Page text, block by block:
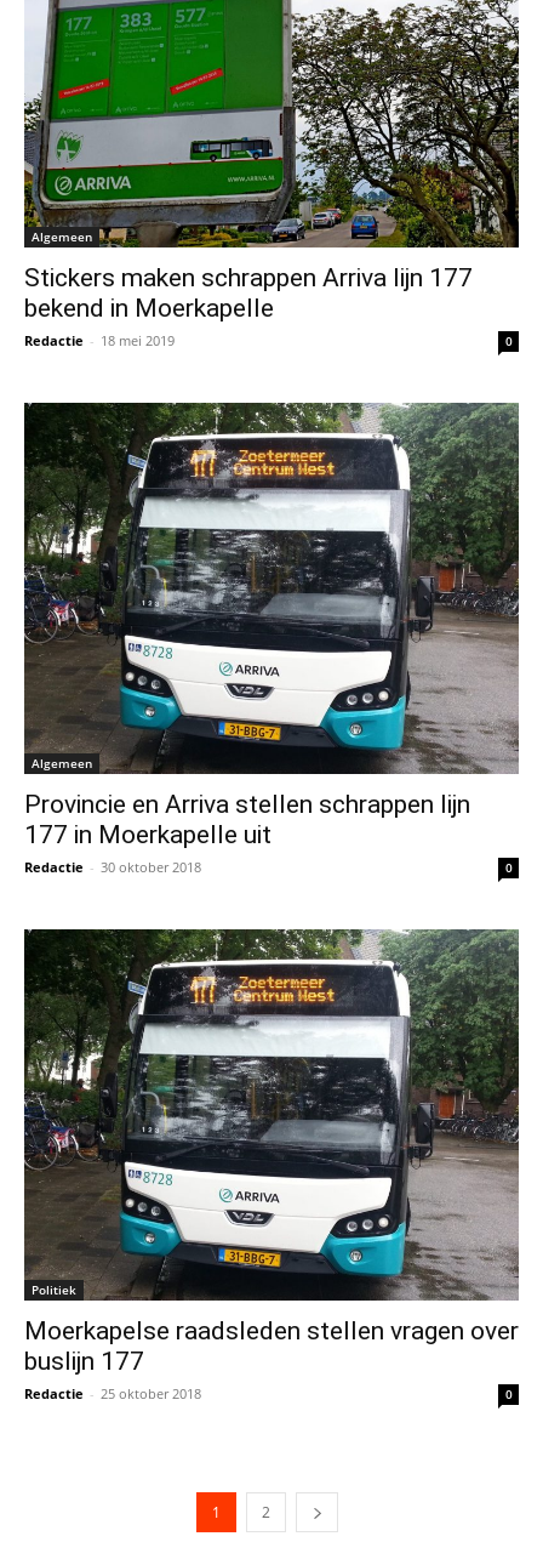
Algemeen
Stickers maken schrappen Arriva lijn 177
bekend in Moerkapelle
Redactie - 18 mei 2019 0
Algemeen
Provincie en Arriva stellen schrappen lijn
177 in Moerkapelle uit
Redactie - 30 oktober 2018 0
Politiek
Moerkapelse raadsleden stellen vragen over
buslijn 177
Redactie - 25 oktober 2018 0
1 2